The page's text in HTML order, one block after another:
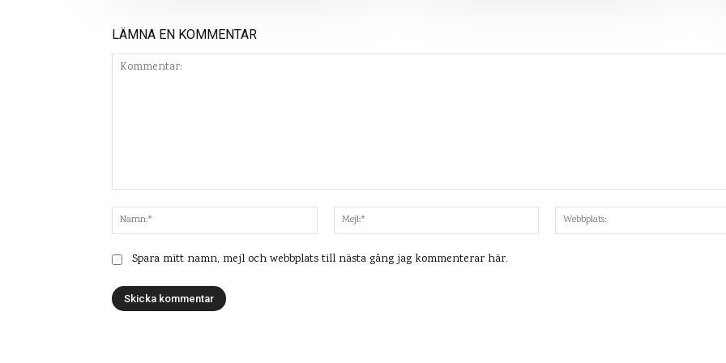
LÄMNA EN KOMMENTAR
Namn:*
Mejl:*
Spara mitt namn, mejl och webbplats till nästa gång jag kommenterar här.